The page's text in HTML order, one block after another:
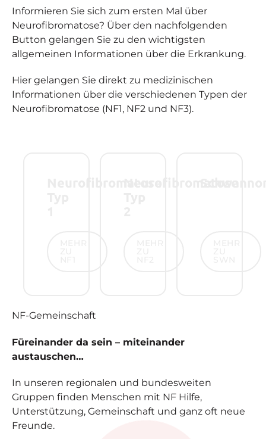
Informieren Sie sich zum ersten Mal über
Neurofibromatose? Über den nachfolgenden
Button gelangen Sie zu den wichtigsten
allgemeinen Informationen über die Erkrankung.
Hier gelangen Sie direkt zu medizinischen
Informationen über die verschiedenen Typen der
Neurofibromatose (NF1, NF2 und NF3).
NF-Gemeinschaft
Füreinander da sein – miteinander
austauschen…
In unseren regionalen und bundesweiten
Gruppen finden Menschen mit NF Hilfe,
Unterstützung, Gemeinschaft und ganz oft neue
Freunde.